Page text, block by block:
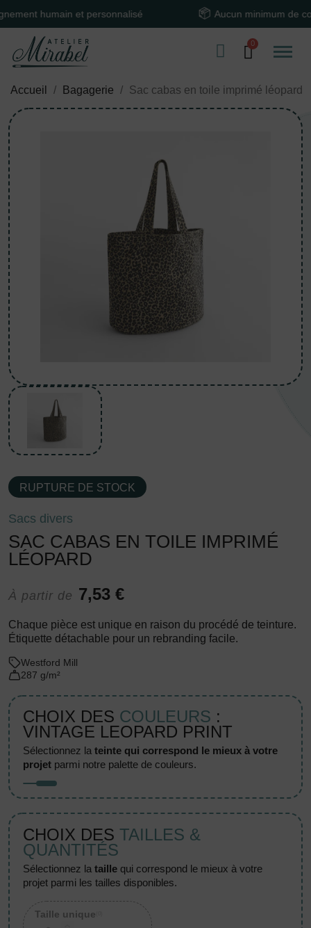
humain et personnalisé Aucun minimum de
Accueil Bagagerie Sac cabas en toile imprimé léopard
RUPTURE DE STOCK
Sacs divers
SAC CABAS EN TOILE IMPRIMÉ
LÉOPARD
À partir de 7,53 €
Chaque pièce est unique en raison du procédé de teinture.
Étiquette détachable pour un rebranding facile.
Westford Mill
287 g/m²
CHOIX DES COULEURS :
VINTAGE LEOPARD PRINT
sélectionnez lateinte qui correspond le mieux à votre
projet parmi notre palette de couleurs.
CHOIX DES TAILLES &
QUANTITÉS
sélectionnez lataille qui correspond le mieux à votre
projet parmi les tailles disponibles.
Taille unique